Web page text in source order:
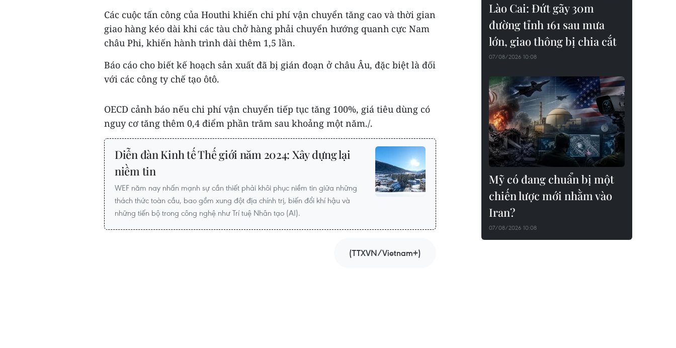
Các cuộc tấn công của Houthi khiến chi phí vận chuyển tăng cao và thời gian
giao hàng kéo dài khi các tàu chở hàng phải chuyển hướng quanh cực Nam
châu Phi, khiến hành trình dài thêm 1,5 lần.
Báo cáo cho biết kế hoạch sản xuất đã bị gián đoạn ở châu Âu, đặc biệt là đối
với các công ty chế tạo ôtô.
OECD cảnh báo nếu chi phí vận chuyển tiếp tục tăng 100%, giá tiêu dùng có
nguy cơ tăng thêm 0,4 điểm phần trăm sau khoảng một năm./.
Diễn đàn Kinh tế Thế giới năm 2024: Xây dựng lại
niềm tin
WEF năm nay nhấn mạnh sự cần thiết phải khôi phục niềm tin giữa những
thách thức toàn cầu, bao gồm xung đột địa chính trị, biến đổi khí hậu và
những tiến bộ trong công nghệ như Trí tuệ Nhân tạo (AI).
(TTXVN/Vietnam+)
Lào Cai: Đứt gãy 30m
đường tỉnh 161 sau mưa
lớn, giao thông bị chia cắt
07/08/2026 10:08
Mỹ có đang chuẩn bị một
chiến lược mới nhằm vào
Iran?
07/08/2026 10:08